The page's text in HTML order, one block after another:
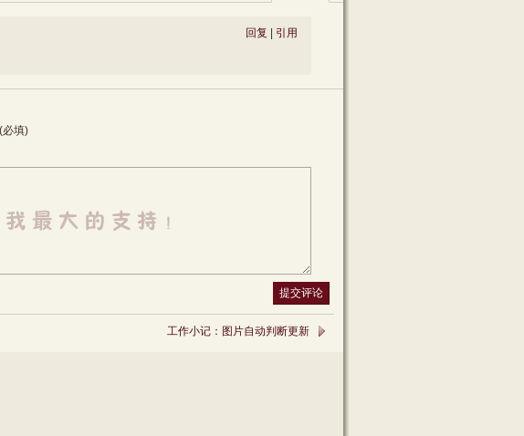
回复
引用
必填)
工作小记：图片自动判断更新